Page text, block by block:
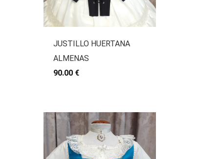
JUSTILLO HUERTANA
ALMENAS
90.00 €